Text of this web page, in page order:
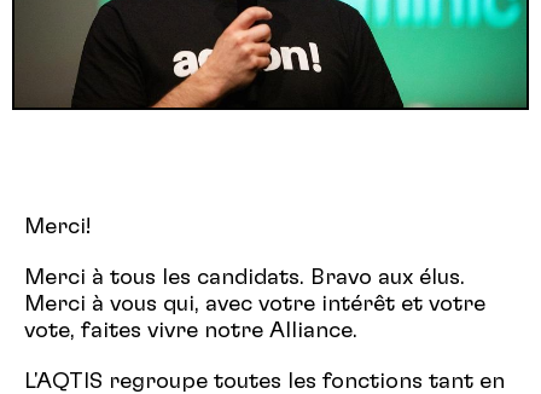
Merci!
Merci à tous les candidats. Bravo aux élus.
Merci à vous qui, avec votre intérêt et votre
vote, faites vivre notre Alliance.
L'AQTIS regroupe toutes les fonctions tant en